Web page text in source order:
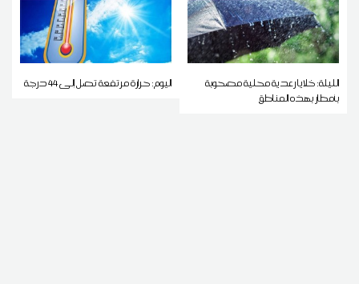
الليلة: خلايا رعدية محلية مصحوبة
بأمطار بهذه المناطق
اليوم: حرارة مرتفعة تصل إلى 44 درجة